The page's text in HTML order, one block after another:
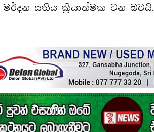
මර්දන සතිය ක්‍රියාත්මක වන බවයි.